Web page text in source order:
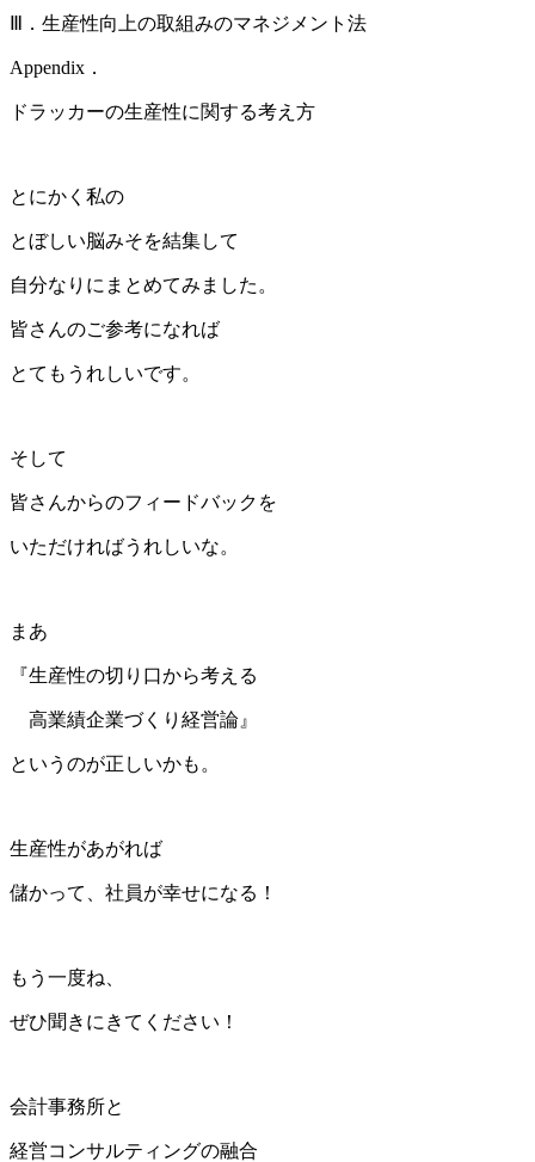
Ⅲ．生産性向上の取組みのマネジメント法
Appendix．
ドラッカーの生産性に関する考え方
とにかく私の
とぼしい脳みそを結集して
自分なりにまとめてみました。
皆さんのご参考になれば
とてもうれしいです。
そして
皆さんからのフィードバックを
いただければうれしいな。
まあ
『生産性の切り口から考える
高業績企業づくり経営論』
というのが正しいかも。
生産性があがれば
儲かって、社員が幸せになる！
もう一度ね、
ぜひ聞きにきてください！
会計事務所と
経営コンサルティングの融合